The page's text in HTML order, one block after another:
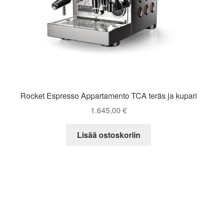
Rocket Espresso Appartamento TCA teräs ja kupari
1.645,00 €
Lisää ostoskoriin